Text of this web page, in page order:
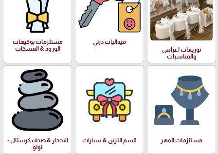
توزيعات اعراس
والمناسبات
ميداليات دزني
مستلزمات بوكيهات
الورود & المسكات
مستلزمات المهر قسم التزين & سيارات
الاحجار & صدف كرستال -
لولو